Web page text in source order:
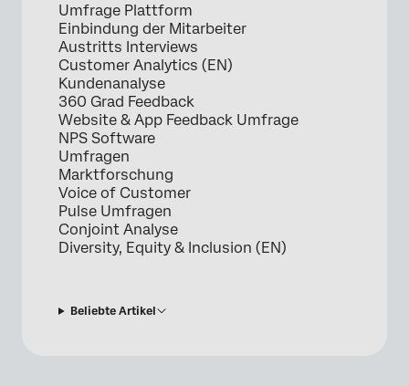
Umfrage Plattform
Einbindung der Mitarbeiter
Austritts Interviews
Customer Analytics (EN)
Kundenanalyse
360 Grad Feedback
Website & App Feedback Umfrage
NPS Software
Umfragen
Marktforschung
Voice of Customer
Pulse Umfragen
Conjoint Analyse
Diversity, Equity & Inclusion (EN)
Beliebte Artikel